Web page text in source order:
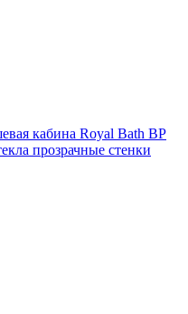
кабина Royal Bath BP
прозрачные стенки